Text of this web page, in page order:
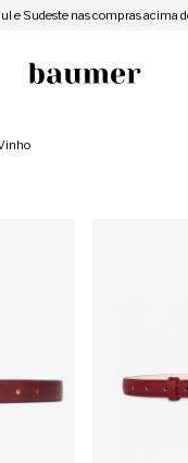
Sul e Sudeste nas compras acima de